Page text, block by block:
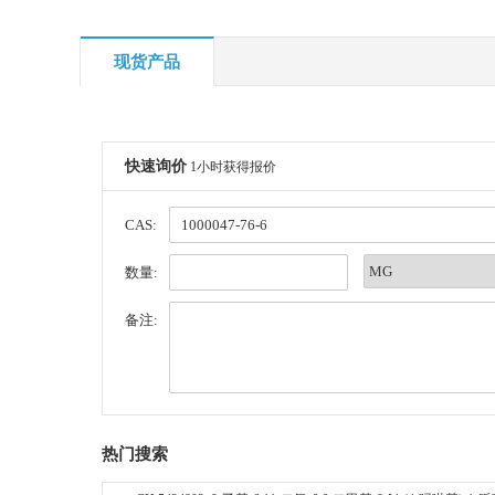
现货产品
快速询价 1小时获得报价
CAS:
数量:
备注:
热门搜索